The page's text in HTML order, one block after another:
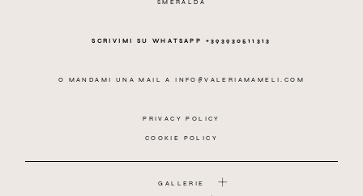
SMERALDA
SCRIVIMI SU WHATSAPP +393930511313
O MANDAMI UNA MAIL AINFO@VALERIAMAMELI.COM
PRIVACY POLICY
COOKIE POLICY
GALLERIE